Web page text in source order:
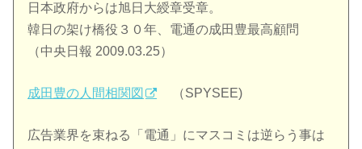
日本政府からは旭日大綬章受章。
韓日の架け橋役３０年、電通の成田豊最高顧問
（中央日報 2009.03.25）
成田豊の人間相関図 （SPYSEE)
広告業界を束ねる「電通」にマスコミは逆らう事は